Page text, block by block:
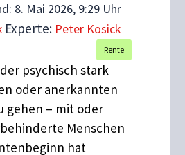
8. Mai 2026, 9:29 Uhr
Experte: Peter Kosick
Rente
psychisch stark
oder anerkannten
gehen – mit oder
Menschen
hat